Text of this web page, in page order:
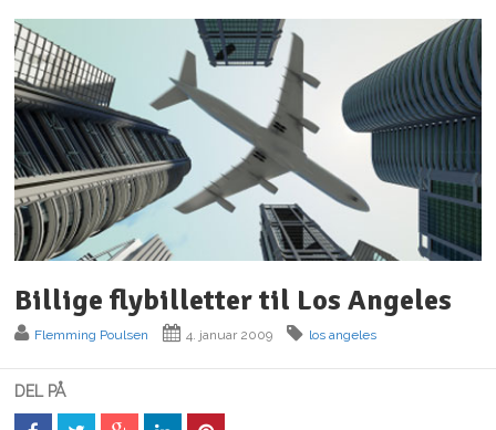
Billige flybilletter til Los Angeles
Flemming Poulsen 4. januar 2009 los angeles
DEL PÅ